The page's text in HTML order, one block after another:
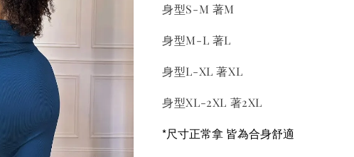
身型S-M 著M
身型M-L 著L
身型L-XL 著XL
身型XL-2XL 著2XL
*尺寸正常拿 皆為合身舒適